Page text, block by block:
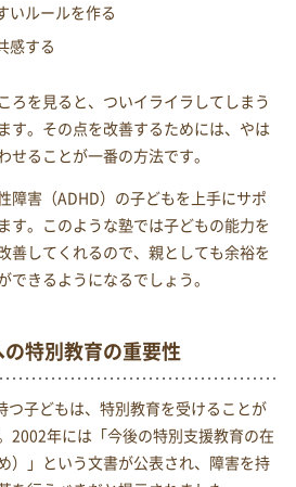
いルールを作る
感する
ろを見ると、ついイライラしてしまう
す。その点を改善するためには、やは
せることが一番の方法です。
障害（ADHD）の子どもを上手にサポ
す。このような塾では子どもの能力を
善してくれるので、親としても余裕を
きるようになるでしょう。
特別教育の重要性
つ子どもは、特別教育を受けることが
2002年には「今後の特別支援教育の在
）」という文書が公表され、障害を持